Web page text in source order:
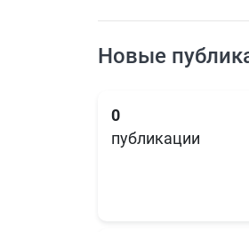
Новые
0
публикации